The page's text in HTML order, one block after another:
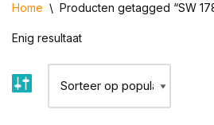
Home \ Producten getagged “SW
Enig resultaat